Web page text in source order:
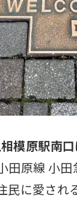
模原駅南
田原線 小
に愛さ